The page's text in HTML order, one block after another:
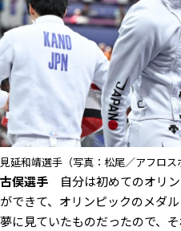
見延和靖選手（写真：松尾／アフロス
古俣選手 自分は初めてのオリ
ができて、オリンピックのメダ
夢に見ていたものだったので、